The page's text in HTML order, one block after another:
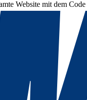
Website mit dem Code